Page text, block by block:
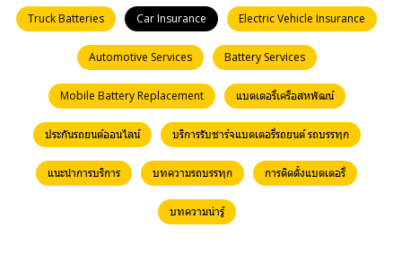
Truck Batteries Car Insurance Electric Vehicle Insurance
Automotive Services Battery Services
Mobile Battery Replacement แบตเตอรี่เครือสหพัฒน์
ประกันรถยนต์ออนไลน์ บริการรับชาร์จแบตเตอรี่รถยนต์ รถบรรทุก
แนะนำการบริการ บทความรถบรรทุก การติดตั้งแบตเตอรี่
บทความน่ารู้